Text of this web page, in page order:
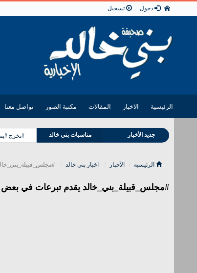
دخول تسجيل
الرئيسية الاخبار المقالات مكتبة الصور تواصل معنا
جديد الأخبار
وفيات بني خالد
مناسبات بني خالد #تخرج
الرئيسية الأخبار اخبار بني خالد
#مجلس_قبيلة_بني_خالد يقدم تبرعات في